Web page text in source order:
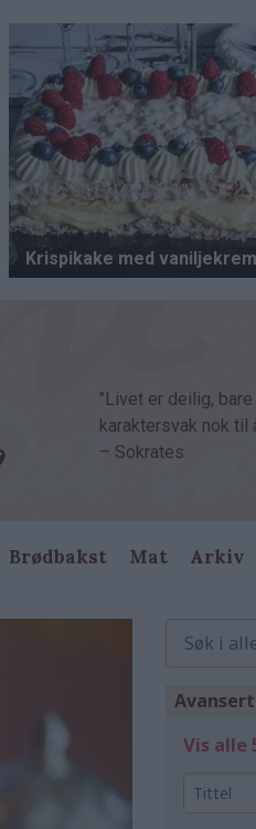
"Livet er deilig, bare
karaktersvak nok til
– Sokrates
Brødbakst Mat Arkiv
Vis alle